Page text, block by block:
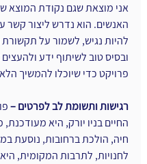
אני מוצאת שגם נקודת המוצא
האנשים. הוא נדרש ליצור קשר
להיות נגיש, לשמור על תקשורת
ובסיס טוב לשיתוף ידע
פרויקט כדי שיוכלו להמשיך
רגישות ותשומת לב לפרטים –
החיים בניו יורק, היא
חיה, הולכת ברחובות, נוסעת
לחנויות, לתרבות המקומית,